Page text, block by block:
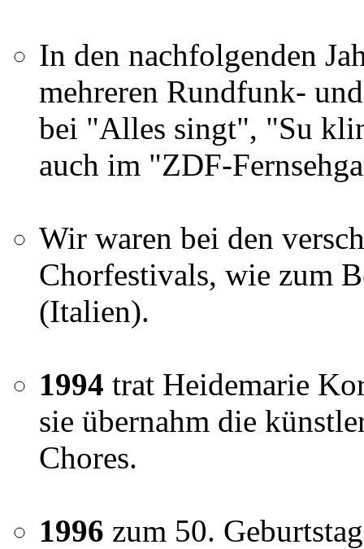
In den nachfolgenden
mehreren Rundfunk-
bei "Alles singt", "Su
auch im "ZDF-
Wir waren bei den
Chorfestivals, wie zum
(Italien).
1994 trat Heidemarie
sie übernahm die
Chores.
1996 zum 50.